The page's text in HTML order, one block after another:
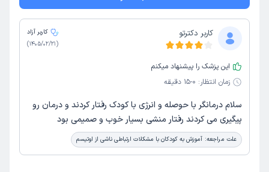
کاربر دکترتو
کاربر آزاد
(
1405/02/21
)
این پزشک را پیشنهاد میکنم
زمان انتظار: 0-15 دقیقه
سلام درمانگر با حوصله و انرژی با کودک رفتار کردند و درمان رو
پیگیری می کردند رفتار منشی بسیار خوب و صمیمی بود
علت مراجعه: آموزش به کودکان با مشکلات ارتباطی ناشی از اوتیسم